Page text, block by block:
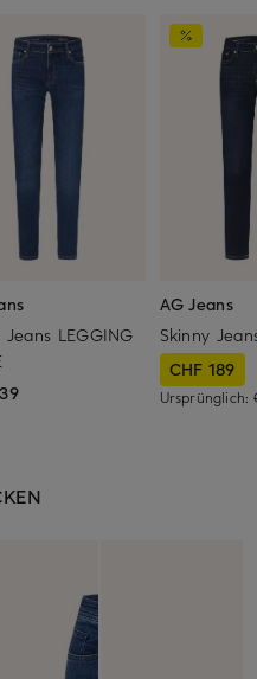
Jeans LEGGING
AG Jeans
Skinny
CHF 189
Ursprünglich: